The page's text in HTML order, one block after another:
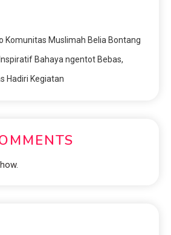
Komunitas Muslimah Belia Bontang
Bahaya ngentot Bebas,
Hadiri Kegiatan